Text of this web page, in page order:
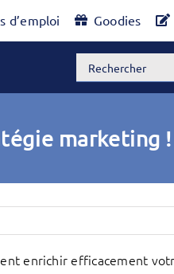
d’emploi Goodies
Rechercher:
marketing !
enrichir efficacement